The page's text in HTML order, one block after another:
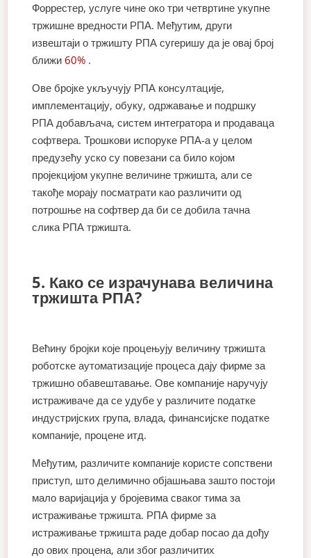
Форрестер, услуге чине око три четвртине укупне
тржишне вредности РПА. Међутим, други
извештаји о тржишту РПА сугеришу да је овај број
ближи60% .
Ове бројке укључују РПА консултације,
имплементацију, обуку, одржавање и подршку
РПА добављача, систем интегратора и продаваца
софтвера. Трошкови испоруке РПА-а у целом
предузећу уско су повезани са било којом
пројекцијом укупне величине тржишта, али се
такође морају посматрати као различити од
потрошње на софтвер да би се добила тачна
слика РПА тржишта.
5. Како се израчунава величина
тржишта РПА?
Већину бројки које процењују величину тржишта
роботске аутоматизације процеса дају фирме за
тржишно обавештавање. Ове компаније наручују
истраживаче да се удубе у различите податке
индустријских група, влада, финансијске податке
компаније, процене итд.
Међутим, различите компаније користе сопствени
приступ, што делимично објашњава зашто постоји
мало варијација у бројевима сваког тима за
истраживање тржишта. РПА фирме за
истраживање тржишта раде добар посао да дођу
до ових процена, али због различитих